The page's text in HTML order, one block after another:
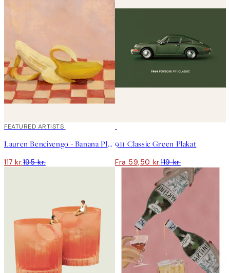
40%*
FEATURED ARTISTS
Lauren Bencivengo - Banana Plakat
117 kr.195 kr.
911 Classic Green Plakat
Fra 59,50 kr.119 kr.